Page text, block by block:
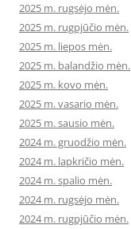
2025 m. rugsėjo mėn.
2025 m. rugpjūčio mėn.
2025 m. liepos mėn.
2025 m. balandžio mėn.
2025 m. kovo mėn.
2025 m. vasario mėn.
2025 m. sausio mėn.
2024 m. gruodžio mėn.
2024 m. lapkričio mėn.
2024 m. spalio mėn.
2024 m. rugsėjo mėn.
2024 m. rugpjūčio mėn.